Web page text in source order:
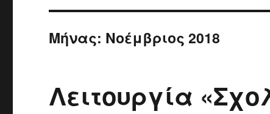
Μήνας: Νοέμβριος 2018
Λειτουργία